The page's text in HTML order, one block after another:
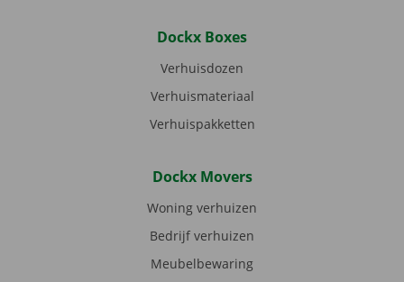
Dockx Boxes
Verhuisdozen
Verhuismateriaal
Verhuispakketten
Dockx Movers
Woning verhuizen
Bedrijf verhuizen
Meubelbewaring